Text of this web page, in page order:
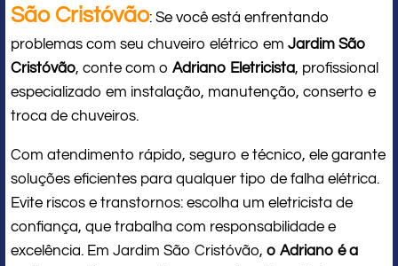
São Cristóvão: Se você está enfrentando
problemas com seu chuveiro elétrico em Jardim São
Cristóvão, conte com o Adriano Eletricista, profissional
especializado em instalação, manutenção, conserto e
troca de chuveiros.
Com atendimento rápido, seguro e técnico, ele garante
soluções eficientes para qualquer tipo de falha elétrica.
Evite riscos e transtornos: escolha um eletricista de
confiança, que trabalha com responsabilidade e
excelência. Em Jardim São Cristóvão, o Adriano é a